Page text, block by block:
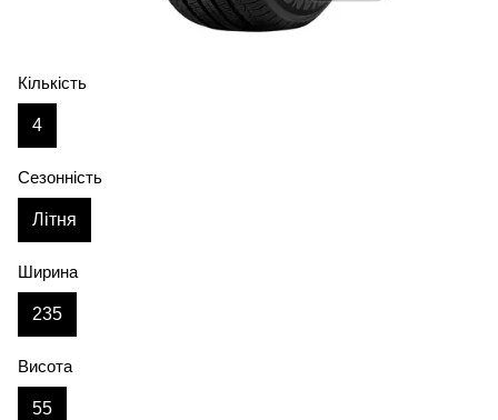
Кількість
4
Сезонність
Літня
Ширина
235
Висота
55